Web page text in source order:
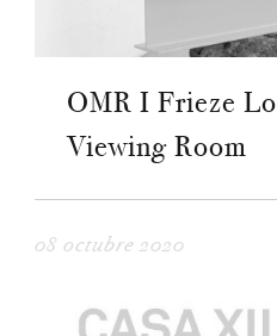
OMR I Frieze
Viewing Room
08 octubre 2020